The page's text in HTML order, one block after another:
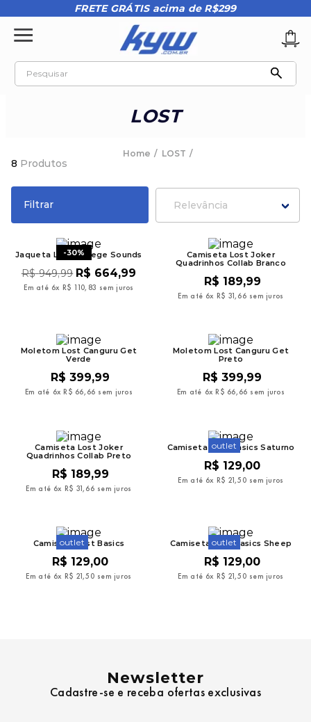
FRETE GRÁTIS acima de R$299
Pesquisar
LOST
LOST
8 Produtos
Filtrar Relevância
-30%
Jaqueta Lost College Sounds
R$ 949,99 R$ 664,99
Em até 6x R$ 110, 83 sem juros
Camiseta Lost Joker
Quadrinhos Collab Branco
R$ 189,99
Em até 6x R$ 31, 66 sem juros
Moletom Lost Canguru Get
Verde
R$ 399,99
Em até 6x R$ 66, 66 sem juros
Moletom Lost Canguru Get
Preto
R$ 399,99
Em até 6x R$ 66, 66 sem juros
Camiseta Lost Joker
Quadrinhos Collab Preto
R$ 189,99
Em até 6x R$ 31, 66 sem juros
outlet
Camiseta Lost Basics Saturno
R$ 129,00
Em até 6x R$ 21,50 sem juros
outlet
Camiseta Lost Basics
R$ 129,00
Em até 6x R$ 21,50 sem juros
outlet
Camiseta Lost Basics Sheep
R$ 129,00
Em até 6x R$ 21,50 sem juros
Newsletter
Cadastre-se e receba ofertas exclusivas
tenis
7º vans
8º regata
moletom